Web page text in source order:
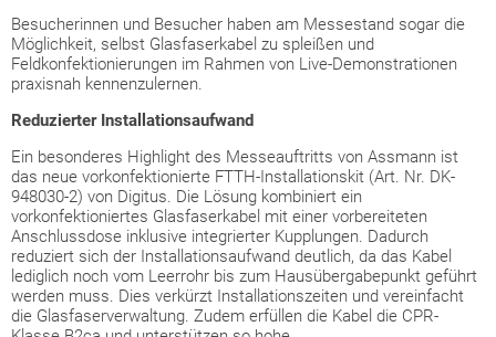
Besucherinnen und Besucher haben am Messestand sogar die
Möglichkeit, selbst Glasfaserkabel zu spleißen und
Feldkonfektionierungen im Rahmen von Live-Demonstrationen
praxisnah kennenzulernen.
Reduzierter Installationsaufwand
Ein besonderes Highlight des Messeauftritts von Assmann ist
das neue vorkonfektionierte FTTH-Installationskit (Art. Nr. DK-
948030-2) von Digitus. Die Lösung kombiniert ein
vorkonfektioniertes Glasfaserkabel mit einer vorbereiteten
Anschlussdose inklusive integrierter Kupplungen. Dadurch
reduziert sich der Installationsaufwand deutlich, da das Kabel
lediglich noch vom Leerrohr bis zum Hausübergabepunkt geführt
werden muss. Dies verkürzt Installationszeiten und vereinfacht
die Glasfaserverwaltung. Zudem erfüllen die Kabel die CPR-